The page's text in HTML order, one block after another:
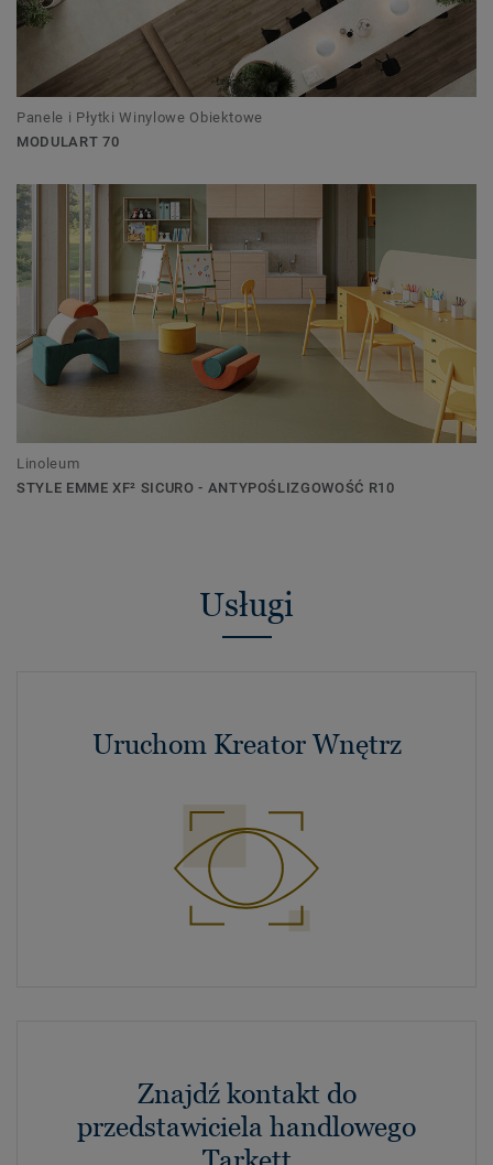
Panele i Płytki Winylowe Obiektowe
MODULART 70
Linoleum
STYLE EMME XF² SICURO - ANTYPOŚLIZGOWOŚĆ R10
Usługi
Uruchom Kreator Wnętrz
Znajdź kontakt do
przedstawiciela handlowego